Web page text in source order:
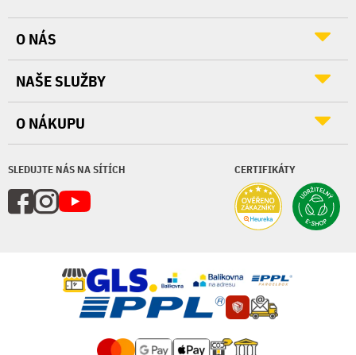
SLEDUJTE NÁS NA SÍTÍCH CERTIFIKÁTY
O NÁS
NAŠE SLUŽBY
O NÁKUPU